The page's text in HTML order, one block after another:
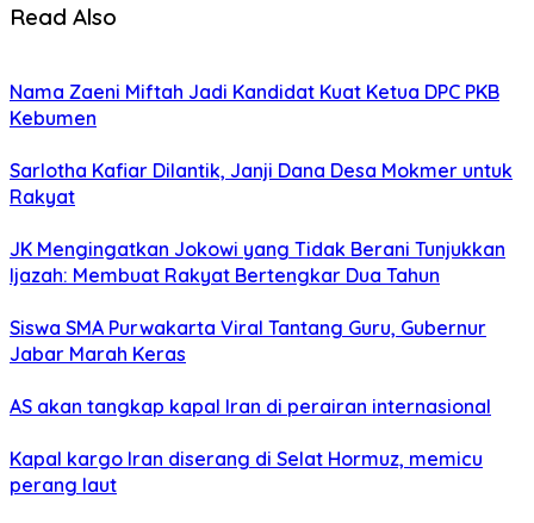
Read Also
Nama Zaeni Miftah Jadi Kandidat Kuat Ketua DPC PKB
Kebumen
Sarlotha Kafiar Dilantik, Janji Dana Desa Mokmer untuk
Rakyat
JK Mengingatkan Jokowi yang Tidak Berani Tunjukkan
Ijazah: Membuat Rakyat Bertengkar Dua Tahun
Siswa SMA Purwakarta Viral Tantang Guru, Gubernur
Jabar Marah Keras
AS akan tangkap kapal Iran di perairan internasional
Kapal kargo Iran diserang di Selat Hormuz, memicu
perang laut